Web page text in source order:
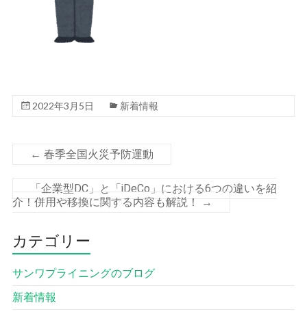
2022年3月5日 新着情報
← 春季全国火災予防運動
「企業型DC」と「iDeCo」における6つの違いを紹
介！併用や移換に関する内容も解説！
→
カテゴリー
サンワプライニングのブログ
新着情報